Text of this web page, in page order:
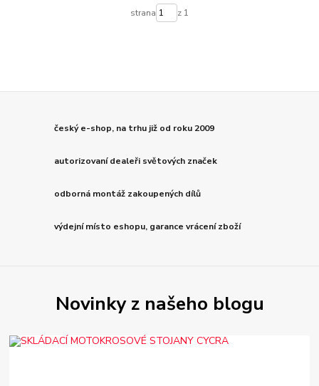
strana z 1
český e-shop, na trhu již od roku 2009
autorizovaní dealeři světových značek
odborná montáž zakoupených dílů
výdejní místo eshopu, garance vrácení zboží
Novinky z našeho blogu